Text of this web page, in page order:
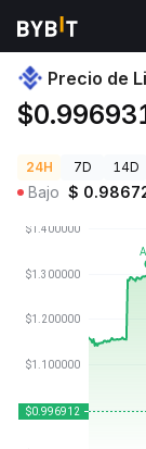
Precios de
Precio de
24H 7D 14D
Bajo $